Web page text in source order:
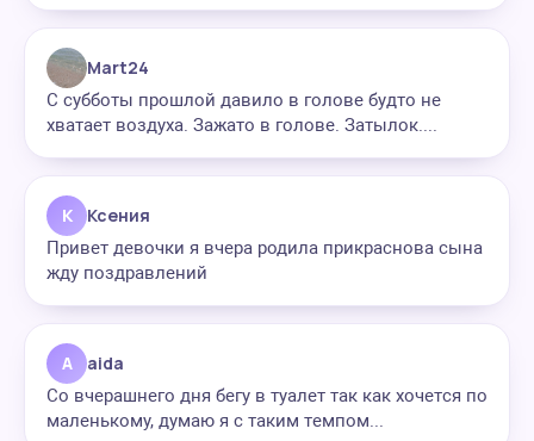
Mart24
С субботы прошлой давило в голове будто не
хватает воздуха. Зажато в голове. Затылок....
К Ксения
Привет девочки я вчера родила прикраснова сына
жду поздравлений
A aida
Со вчерашнего дня бегу в туалет так как хочется по
маленькому, думаю я с таким темпом...